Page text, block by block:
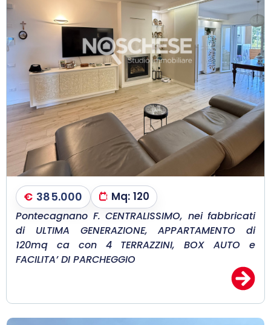
€ 385.000 Mq: 120
Pontecagnano F. CENTRALISSIMO, nei fabbricati
di ULTIMA GENERAZIONE, APPARTAMENTO di
120mq ca con 4 TERRAZZINI, BOX AUTO e
FACILITA’ DI PARCHEGGIO